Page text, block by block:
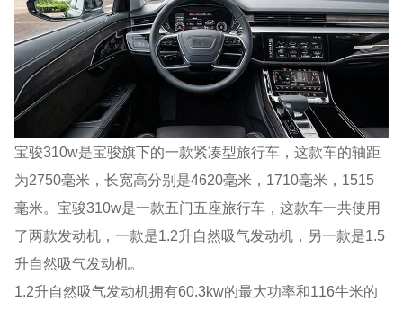
宝骏310w是宝骏旗下的一款紧凑型旅行车，这款车的轴距
为2750毫米，长宽高分别是4620毫米，1710毫米，1515
毫米。宝骏310w是一款五门五座旅行车，这款车一共使用
了两款发动机，一款是1.2升自然吸气发动机，另一款是1.5
升自然吸气发动机。
1.2升自然吸气发动机拥有60.3kw的最大功率和116牛米的